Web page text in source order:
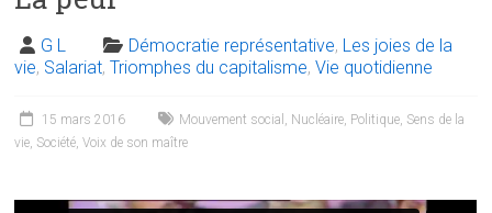
G L Démocratie représentative, Les joies de la
vie, Salariat,Triomphes du capitalisme,Vie quotidienne
15 mars 2016 Mouvement social , Nucléaire, Politique, Sens de la
vie, Société,Voix de son maître